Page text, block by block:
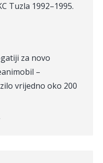
Tuzla 1992–1995.
za novo
–
vrijedno oko 200